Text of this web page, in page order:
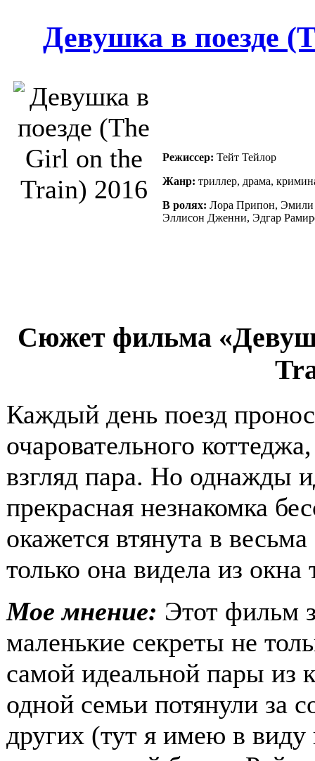
Девушка в поезде
Режиссер: Тейт Тейлор
Жанр: триллер, драма,
В ролях: Лора Припон, Эмили
Эллисон Дженни, Эдгар
Сюжет фильма
Каждый день поезд
очаровательного
взгляд пара. Но однажды
прекрасная незнакомка
окажется втянута в
только она видела из
Мое мнение: Этот фильм
маленькие секреты не
самой идеальной пары из
одной семьи потянули за
других (тут я имею в